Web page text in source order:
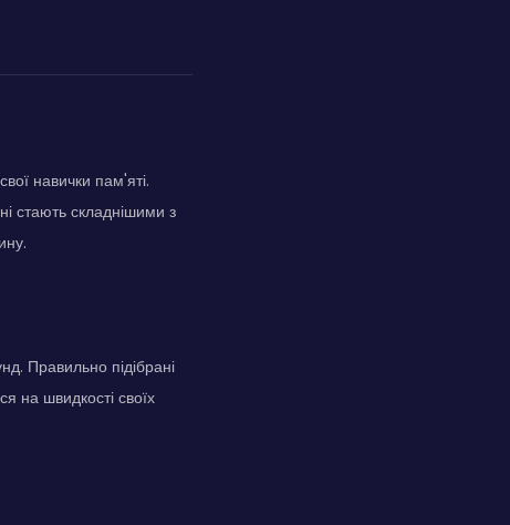
навички пам'яті.
стають складнішими з
Правильно підібрані
на швидкості своїх